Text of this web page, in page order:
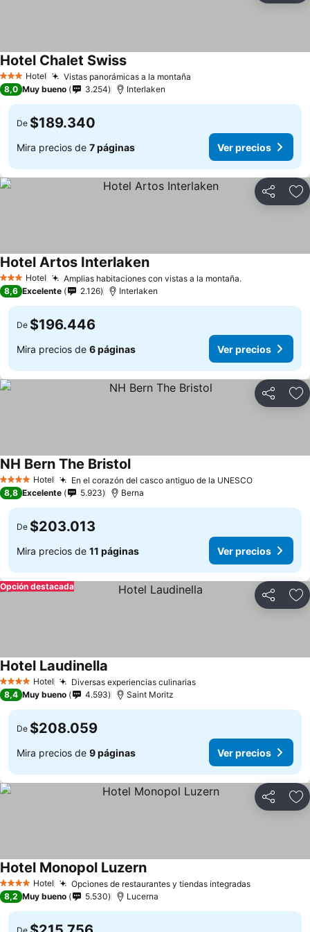
3 Estrellas
Hotel Vistas panorámicas a la montaña
Hotel Chalet SwissVer precios
8,0 Muy bueno 3.254 Interlaken
De $189.340
Mira precios de 7 páginas Ver precios
Compartir
3 Estrellas
Hotel Amplias habitaciones con vistas a la montaña.Ver precios
Hotel Artos InterlakenVer precios
8,6 Excelente 2.126 Interlaken
De $196.446
Mira precios de 6 páginas Ver precios
Compartir
4 EstrellasHotel En el corazón del casco antiguo de la UNESCOVer
NH Bern The BristolVer precios
8,8 Excelente 5.923 Berna
De $203.013
Mira precios de 11 páginas Ver precios
Compartir
Opción destacada
4 EstrellasHotel Diversas experiencias culinariasVer precios
Hotel Laudinella
8,4 Muy bueno 4.593 Saint Moritz
De $208.059
Mira precios de 9 páginas Ver precios
Compartir
4 EstrellasHotel Opciones de restaurantes y tiendas integradasVer precios
Hotel Monopol LuzernVer precios
8,2 Muy bueno 5.530 Lucerna
De